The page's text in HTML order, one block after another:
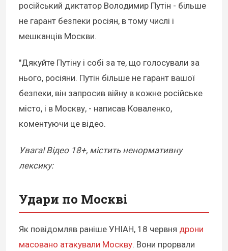
російський диктатор Володимир Путін - більше
не гарант безпеки росіян, в тому числі і
мешканців Москви.
"Дякуйте Путіну і собі за те, що голосували за
нього, росіяни. Путін більше не гарант вашої
безпеки, він запросив війну в кожне російське
місто, і в Москву, - написав Коваленко,
коментуючи це відео.
Увага! Відео 18+, містить ненормативну
лексику:
Удари по Москві
Як повідомляв раніше УНІАН, 18 червня дрони
масовано атакували Москву. Вони прорвали